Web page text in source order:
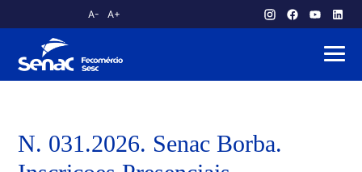
A- A+
atendimento.publico@am.senac.br
N. 031.2026. Senac Borba.